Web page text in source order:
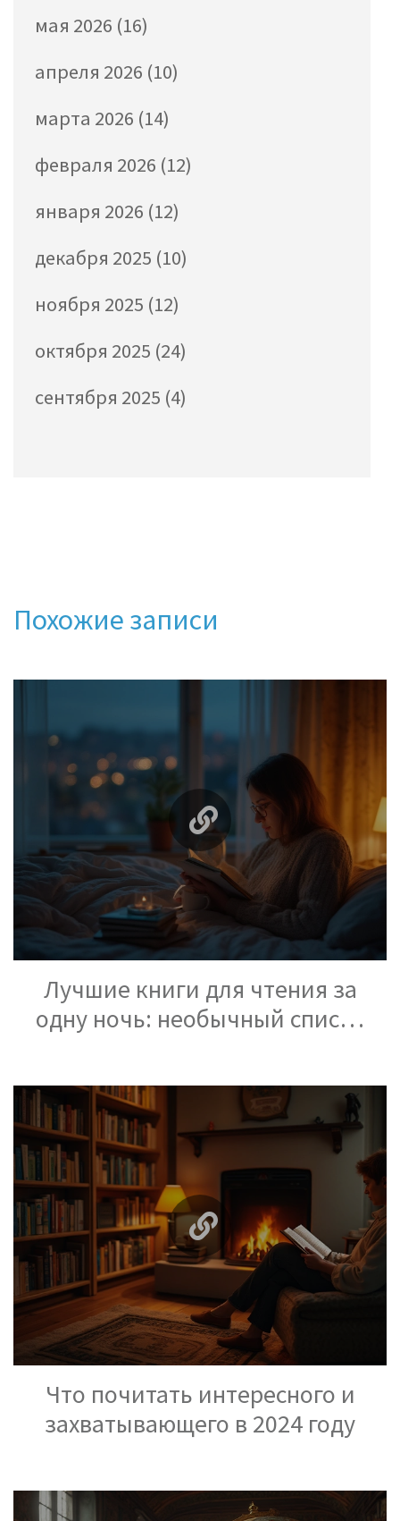
мая 2026 (16)
апреля 2026 (10)
марта 2026 (14)
февраля 2026 (12)
января 2026 (12)
декабря 2025 (10)
ноября 2025 (12)
октября 2025 (24)
сентября 2025 (4)
Похожие записи
Лучшие книги для чтения за
одну ночь: необычный список
Что почитать интересного и
захватывающего в 2024 году